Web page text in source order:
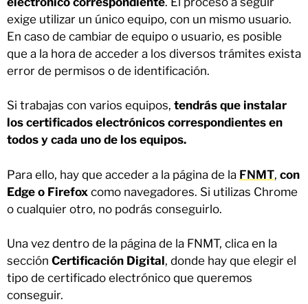
exige utilizar un único equipo, con un mismo usuario.
En caso de cambiar de equipo o usuario, es posible
que a la hora de acceder a los diversos trámites exista
error de permisos o de identificación.
Si trabajas con varios equipos, tendrás que instalar
los certificados electrónicos correspondientes en
todos y cada uno de los equipos.
Para ello, hay que acceder a la página de la FNMT, con
Edge o Firefox como navegadores. Si utilizas Chrome
o cualquier otro, no podrás conseguirlo.
Una vez dentro de la página de la FNMT, clica en la
sección Certificación Digital, donde hay que elegir el
tipo de certificado electrónico que queremos
conseguir.